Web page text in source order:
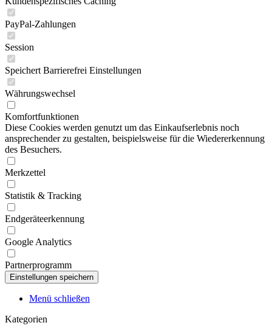
PayPal-Zahlungen
Session
Speichert Barrierefrei Einstellungen
Währungswechsel
Komfortfunktionen
Diese Cookies werden genutzt um das Einkaufserlebnis noch
ansprechender zu gestalten, beispielsweise für die Wiedererkennung
des Besuchers.
Merkzettel
Statistik & Tracking
Endgeräteerkennung
Google Analytics
Partnerprogramm
Menü schließen
Kategorien